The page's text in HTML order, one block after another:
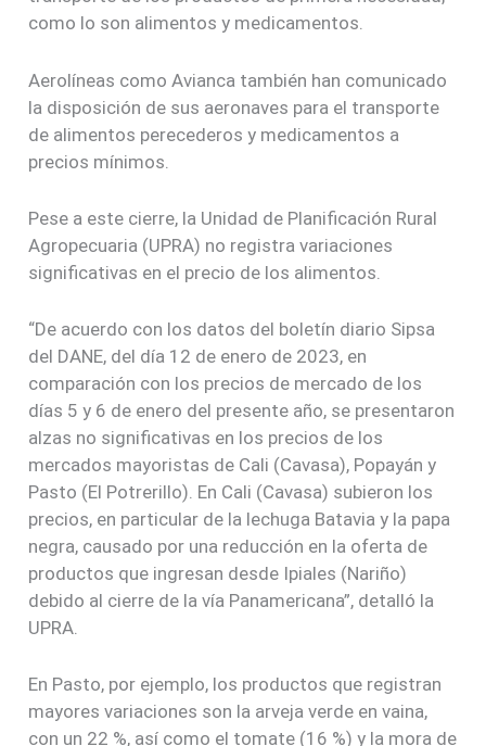
como lo son alimentos y medicamentos.
Aerolíneas como Avianca también han comunicado
la disposición de sus aeronaves para el transporte
de alimentos perecederos y medicamentos a
precios mínimos.
Pese a este cierre, la Unidad de Planificación Rural
Agropecuaria (UPRA) no registra variaciones
significativas en el precio de los alimentos.
“De acuerdo con los datos del boletín diario Sipsa
del DANE, del día 12 de enero de 2023, en
comparación con los precios de mercado de los
días 5 y 6 de enero del presente año, se presentaron
alzas no significativas en los precios de los
mercados mayoristas de Cali (Cavasa), Popayán y
Pasto (El Potrerillo). En Cali (Cavasa) subieron los
precios, en particular de la lechuga Batavia y la papa
negra, causado por una reducción en la oferta de
productos que ingresan desde Ipiales (Nariño)
debido al cierre de la vía Panamericana”, detalló la
UPRA.
En Pasto, por ejemplo, los productos que registran
mayores variaciones son la arveja verde en vaina,
con un 22 %, así como el tomate (16 %) y la mora de